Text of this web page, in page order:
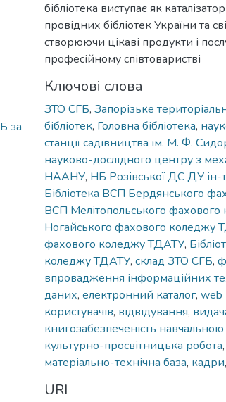
за
бібліотека виступає як
провідних бібліотек України та
створюючи цікаві продукти і
професійному співтоваристві
Ключові слова
ЗТО СГБ, Запорізьке
бібліотек, Головна бібліотека,
станції садівництва ім. М. Ф.
науково-дослідного центру з
НААНУ, НБ Розівської ДС ДУ
Бібліотека ВСП Бердянського
ВСП Мелітопольського
Ногайського фахового коледжу
фахового коледжу ТДАТУ,
коледжу ТДАТУ, склад ЗТО СГБ,
впровадження інформаційних
даних, електронний каталог, web
користувачів, відвідування,
книгозабезпеченість
культурно-просвітницька робота,
матеріально-технічна база, кадри,
URI